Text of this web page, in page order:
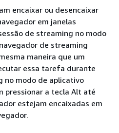
encaixar ou desencaixar
em janelas
de streaming no modo
de streaming
maneira que um
essa tarefa durante
no modo de aplicativo
pressionar a tecla Alt até
estejam encaixadas em